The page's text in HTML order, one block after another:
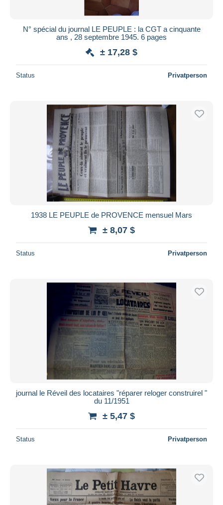
N° spécial du journal LE PEUPLE : la CGT a cinquante
ans , 28 septembre 1945. 6 pages
± 17,28 $
Status Privatperson
1938 LE PEUPLE de PROVENCE mensuel Mars
± 8,07 $
Status Privatperson
journal le Réveil des locataires "réparer reloger construirel "
du 11/1951
± 5,47 $
Status Privatperson